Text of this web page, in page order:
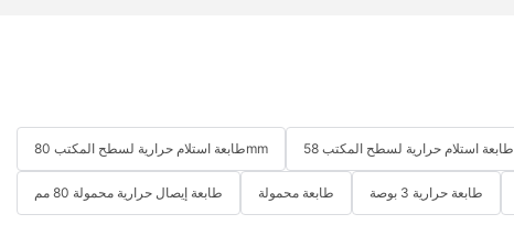
طابعة استلام حرارية لسطح المكتب 80mm
طابعة إيصال حرارية محمولة 80 مم طابعة محمولة طابعة حرارية 3 بوصة